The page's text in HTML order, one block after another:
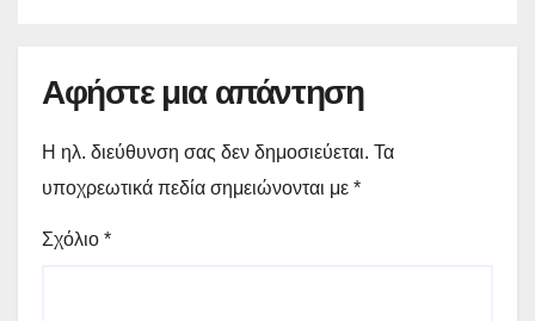
Αφήστε μια απάντηση
Η ηλ. διεύθυνση σας δεν δημοσιεύεται. Τα
υποχρεωτικά πεδία σημειώνονται με *
Σχόλιο *